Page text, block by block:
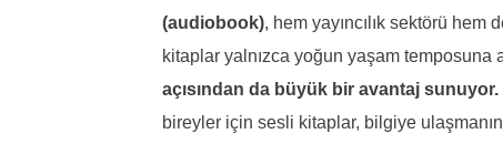
(audiobook), hem yayıncılık sektörü hem
kitaplar yalnızca yoğun yaşam temposuna
açısından da büyük bir avantaj sunuyor.
bireyler için sesli kitaplar, bilgiye